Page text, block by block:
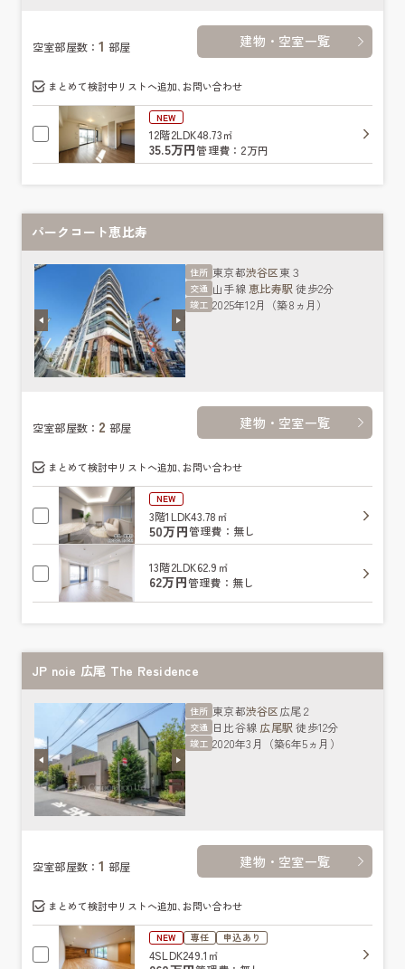
空室部屋数：1 部屋 建物・空室一覧
まとめて検討中リストへ追加､お問い合わせ
NEW
12階2LDK48.73㎡
35.5万円管理費：2万円
パークコート恵比寿
住所 東京都渋谷区東３
交通 山手線 恵比寿駅 徒歩2分
竣工 2025年12月（築8ヵ月）
空室部屋数： 2 部屋 建物・空室一覧
まとめて検討中リストへ追加､お問い合わせ
NEW
3階1LDK43.78㎡
50万円管理費：無し
13階2LDK62.9㎡
62万円管理費：無し
JP noie 広尾 The Residence
住所 東京都渋谷区広尾２
交通 日比谷線 広尾駅 徒歩12分
竣工 2020年3月（築6年5ヵ月）
空室部屋数：1 部屋 建物・空室一覧
まとめて検討中リストへ追加､お問い合わせ
NEW 専任 申込あり
4SLDK249.1㎡